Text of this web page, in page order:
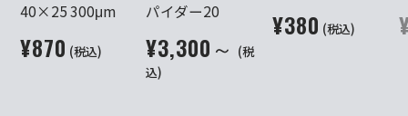
40×25 300μm
¥870 (税込)
パイダー20
¥3,300～ (税
込)
¥380 (税込)